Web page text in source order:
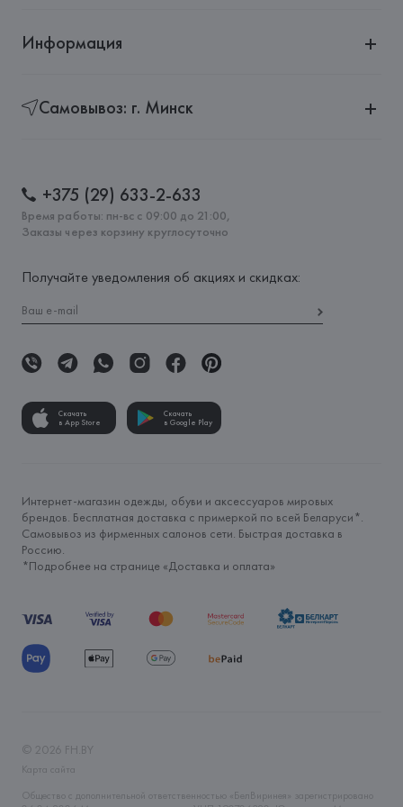
Информация
Самовывоз: г. Минск
+375 (29) 633-2-633
Время работы: пн-вс с 09:00 до 21:00,
Заказы через корзину круглосуточно
Получайте уведомления об акциях и скидках:
Скачать
в App Store
Скачать
в Google Play
Интернет-магазин одежды, обуви и аксессуаров мировых
брендов. Бесплатная доставка с примеркой по всей Беларуси*.
Самовывоз из фирменных салонов сети. Быстрая доставка в
Россию.
*Подробнее на странице «Доставка и оплата»
© 2026 FH.BY
Карта сайта
Общество с дополнительной ответственностью «БелВиринея» зарегистрировано